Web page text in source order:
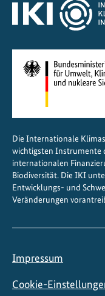
Die Internationale
wichtigsten Instrumente
internationalen
Biodiversität. Die IKI
Entwicklungs- und
Veränderungen
Impressum
Cookie-